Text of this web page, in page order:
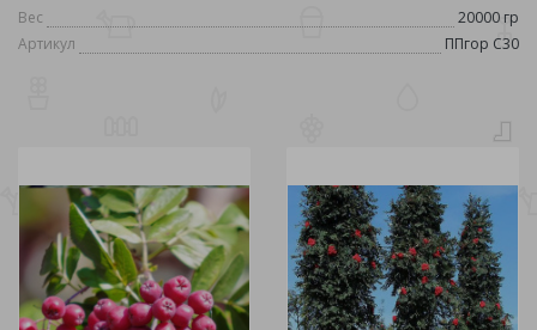
Вес
20000 гр
Артикул
ППгор С30